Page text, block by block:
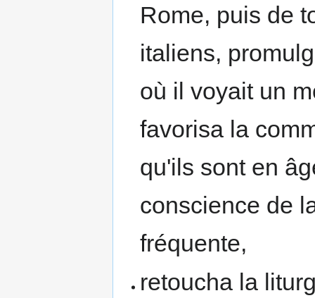
Rome, puis de
italiens,
où il voyait un
favorisa la
qu'ils sont en
conscience de
fréquente,
retoucha la